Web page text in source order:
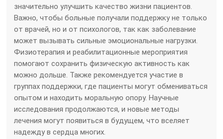
значительно улучшить качество жизни пациентов.
Важно, чтобы больные получали поддержку не только
от врачей, но и от психологов, так как заболевание
может вызывать сильные эмоциональные нагрузки.
Физиотерапия и реабилитационные мероприятия
помогают сохранить физическую активность как
можно дольше. Также рекомендуется участие в
группах поддержки, где пациенты могут обмениваться
опытом и находить моральную опору. Научные
исследования продолжаются, и новые методы
лечения могут появиться в будущем, что вселяет
надежду в сердца многих.